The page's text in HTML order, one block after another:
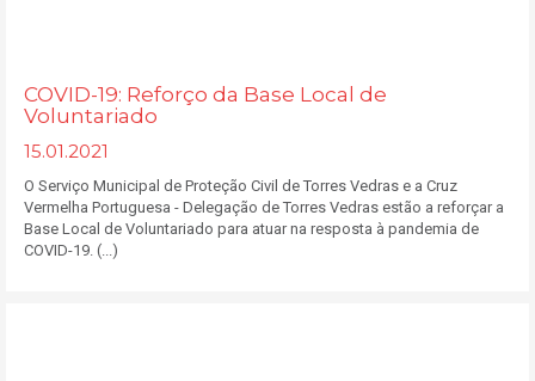
COVID-19: Reforço da Base Local de
Voluntariado
15.01.2021
O Serviço Municipal de Proteção Civil de Torres Vedras e a Cruz
Vermelha Portuguesa - Delegação de Torres Vedras estão a reforçar a
Base Local de Voluntariado para atuar na resposta à pandemia de
COVID-19. (...)